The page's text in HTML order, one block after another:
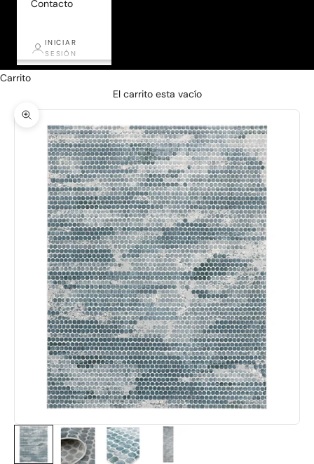
Contacto
INICIAR
SESIÓN
Carrito
El carrito esta vacío
Zoom